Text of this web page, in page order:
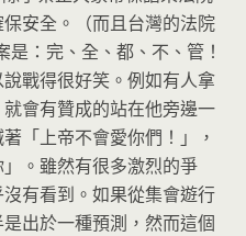
安全。（而且台灣的法院
：完、全、都、不、管！
戰得很好笑。例如有人拿
會有贊成的站在他旁邊一
「上帝不會愛你們！」，
。雖然有很多激烈的爭
有看到。如果從集會遊行
出於一種預測，然而這個